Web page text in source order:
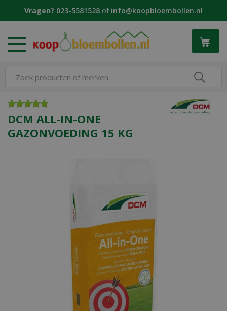
Vragen? 023-5581528 of info@koopbloembollen.nl
DCM ALL-IN-ONE
GAZONVOEDING 15 KG